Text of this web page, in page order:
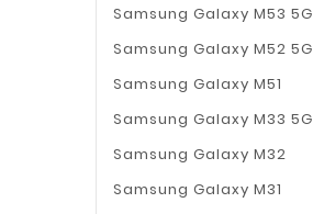
Samsung Galaxy M53 5G
Samsung Galaxy M52 5G
Samsung Galaxy M51
Samsung Galaxy M33 5G
Samsung Galaxy M32
Samsung Galaxy M31